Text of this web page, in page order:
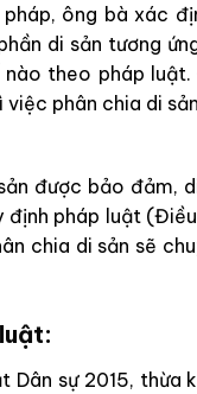
ông bà xác
di sản tương
theo pháp
phân chia di
được bảo
pháp luật
chia di sản sẽ
Dân sự 2015,